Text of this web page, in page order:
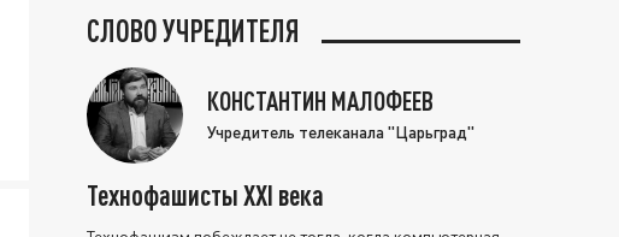
СЛОВО УЧРЕДИТЕЛЯ
КОНСТАНТИН МАЛОФЕЕВ
Учредитель телеканала "Царьград"
Технофашисты XXI века